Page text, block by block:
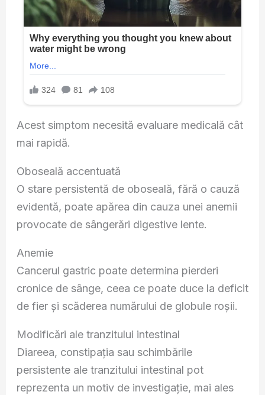
Acest simptom necesită evaluare medicală cât
mai rapidă.
Oboseală accentuată
O stare persistentă de oboseală, fără o cauză
evidentă, poate apărea din cauza unei anemii
provocate de sângerări digestive lente.
Anemie
Cancerul gastric poate determina pierderi
cronice de sânge, ceea ce poate duce la deficit
de fier și scăderea numărului de globule roșii.
Modificări ale tranzitului intestinal
Diareea, constipația sau schimbările
persistente ale tranzitului intestinal pot
reprezenta un motiv de investigație, mai ales